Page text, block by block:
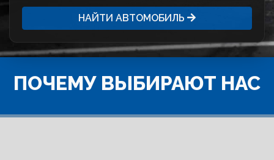
НАЙТИ АВТОМОБИЛЬ
ПОЧЕМУ ВЫБИРАЮТ НАС